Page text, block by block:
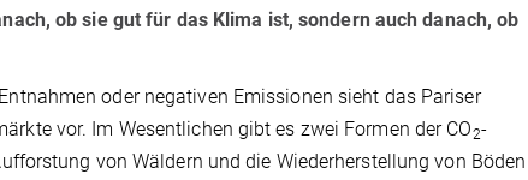
ob sie gut für das Klima ist, sondern auch danach, ob
oder negativen Emissionen sieht das Pariser
vor. Im Wesentlichen gibt es zwei Formen der CO2-
von Wäldern und die Wiederherstellung von Böden